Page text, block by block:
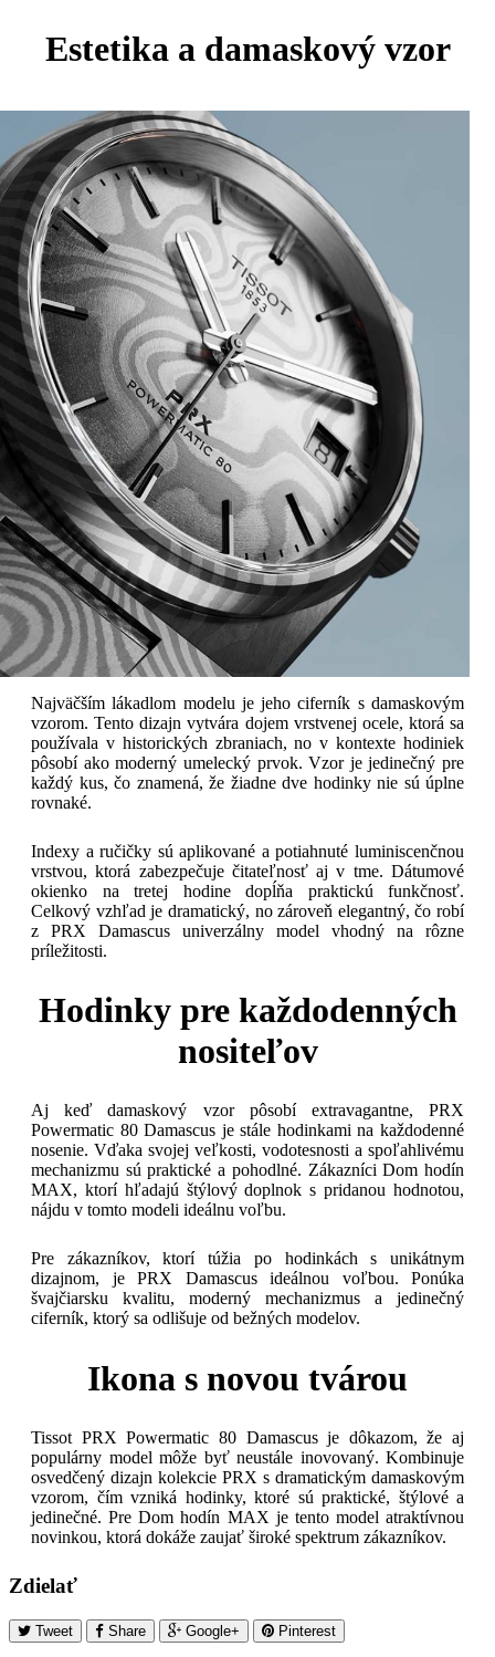
Estetika a damaskový vzor
Najväčším lákadlom modelu je jeho ciferník s damaskovým
vzorom. Tento dizajn vytvára dojem vrstvenej ocele, ktorá sa
používala v historických zbraniach, no v kontexte hodiniek
pôsobí ako moderný umelecký prvok. Vzor je jedinečný pre
každý kus, čo znamená, že žiadne dve hodinky nie sú úplne
rovnaké.
Indexy a ručičky sú aplikované a potiahnuté luminiscenčnou
vrstvou, ktorá zabezpečuje čitateľnosť aj v tme. Dátumové
okienko na tretej hodine dopĺňa praktickú funkčnosť.
Celkový vzhľad je dramatický, no zároveň elegantný, čo robí
z PRX Damascus univerzálny model vhodný na rôzne
príležitosti.
Hodinky pre každodenných
nositeľov
Aj keď damaskový vzor pôsobí extravagantne, PRX
Powermatic 80 Damascus je stále hodinkami na každodenné
nosenie. Vďaka svojej veľkosti, vodotesnosti a spoľahlivému
mechanizmu sú praktické a pohodlné. Zákazníci Dom hodín
MAX, ktorí hľadajú štýlový doplnok s pridanou hodnotou,
nájdu v tomto modeli ideálnu voľbu.
Pre zákazníkov, ktorí túžia po hodinkách s unikátnym
dizajnom, je PRX Damascus ideálnou voľbou. Ponúka
švajčiarsku kvalitu, moderný mechanizmus a jedinečný
ciferník, ktorý sa odlišuje od bežných modelov.
Ikona s novou tvárou
Tissot PRX Powermatic 80 Damascus je dôkazom, že aj
populárny model môže byť neustále inovovaný. Kombinuje
osvedčený dizajn kolekcie PRX s dramatickým damaskovým
vzorom, čím vzniká hodinky, ktoré sú praktické, štýlové a
jedinečné. Pre Dom hodín MAX je tento model atraktívnou
novinkou, ktorá dokáže zaujať široké spektrum zákazníkov.
Zdielať
Tweet Share Google+ Pinterest